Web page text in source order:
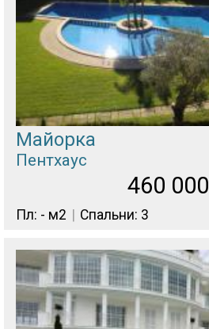
Майорка
Пентхаус
460 000
Пл: - м2 Спальни: 3